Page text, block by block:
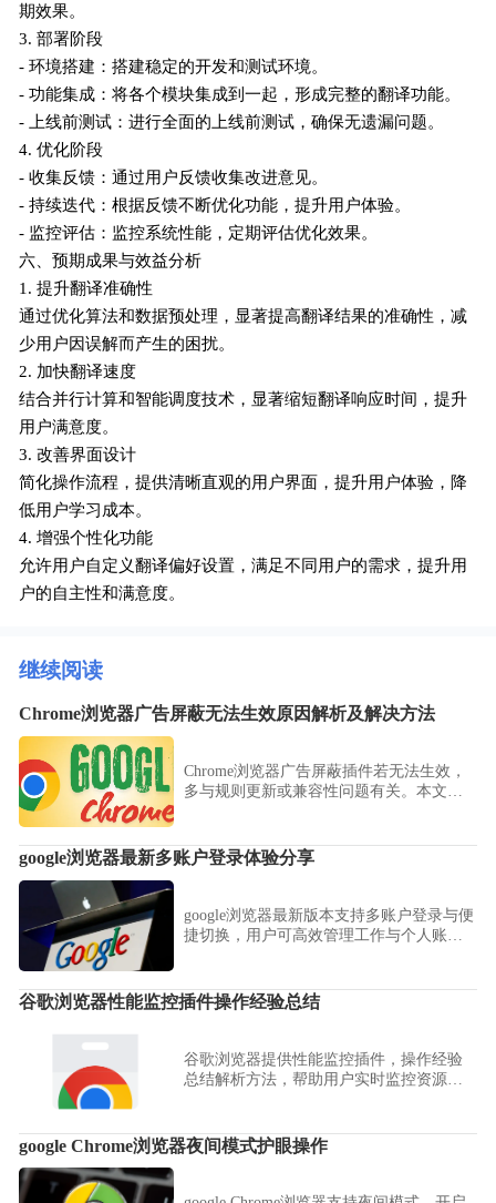
期效果。
3. 部署阶段
- 环境搭建：搭建稳定的开发和测试环境。
- 功能集成：将各个模块集成到一起，形成完整的翻译功能。
- 上线前测试：进行全面的上线前测试，确保无遗漏问题。
4. 优化阶段
- 收集反馈：通过用户反馈收集改进意见。
- 持续迭代：根据反馈不断优化功能，提升用户体验。
- 监控评估：监控系统性能，定期评估优化效果。
六、预期成果与效益分析
1. 提升翻译准确性
通过优化算法和数据预处理，显著提高翻译结果的准确性，减
少用户因误解而产生的困扰。
2. 加快翻译速度
结合并行计算和智能调度技术，显著缩短翻译响应时间，提升
用户满意度。
3. 改善界面设计
简化操作流程，提供清晰直观的用户界面，提升用户体验，降
低用户学习成本。
4. 增强个性化功能
允许用户自定义翻译偏好设置，满足不同用户的需求，提升用
户的自主性和满意度。
继续阅读
Chrome浏览器广告屏蔽无法生效原因解析及解决方法
Chrome浏览器广告屏蔽插件若无法生效，
多与规则更新或兼容性问题有关。本文解
google浏览器最新多账户登录体验分享
google浏览器最新版本支持多账户登录与便
捷切换，用户可高效管理工作与个人账
谷歌浏览器性能监控插件操作经验总结
谷歌浏览器提供性能监控插件，操作经验
总结解析方法，帮助用户实时监控资源消
google Chrome浏览器夜间模式护眼操作